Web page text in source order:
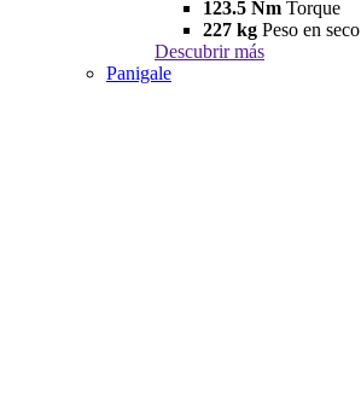
123.5 Nm Torque
227 kg Peso en seco
Descubrir más
Panigale